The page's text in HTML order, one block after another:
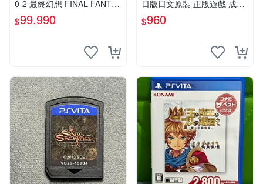
0-2 最終幻想 FINAL FANTAS
Y 10 X-2 FF 中文版 【台中恐
龍電玩】
$99,990
日版日文原裝 正版遊戲 成色
如圖實況保真 PSV遊戲 日版
PS 測試無誤 美品保證
$960